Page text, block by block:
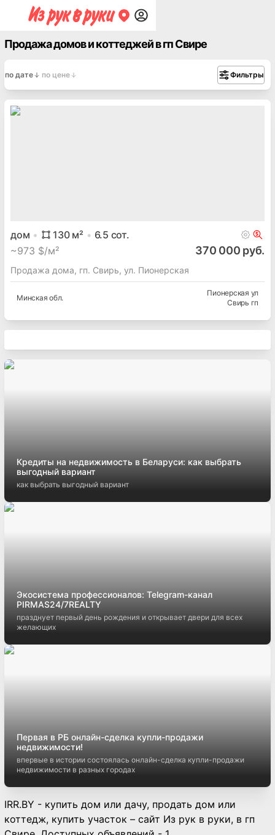
Продажа домов и коттеджей в гп Свире
по дате по цене Фильтры
дом 130м² 6.5 сот.
~973 $/м² 370 000 руб.
Продажа дома, гп. Свирь, ул. Пионерская
Минская обл.
Пионерская ул
Свирь гп
Кредиты на недвижимость в Беларуси: как выбрать
выгодный вариант
как выбрать выгодный вариант
Экосистема профессионалов: Telegram-канал
PIRMAS24/7REALTY
празднует первый день рождения и открывает двери для всех
желающих
Первая в РБ онлайн-сделка купли-продажи
недвижимости!
впервые в истории состоялась онлайн-сделка купли-продажи
недвижимости в разных городах
IRR.BY - купить дом или дачу, продать дом или
коттедж, купить участок – сайт Из рук в руки, в гп